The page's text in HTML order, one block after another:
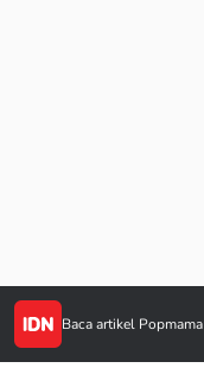
Baca artikel Popmama